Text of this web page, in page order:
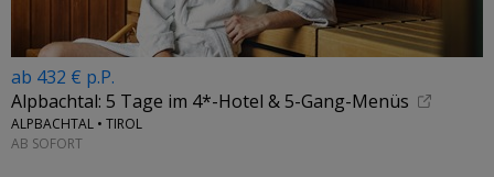
ab 432 € p.P.
Alpbachtal: 5 Tage im 4*-Hotel & 5-Gang-Menüs
ALPBACHTAL • TIROL
AB SOFORT